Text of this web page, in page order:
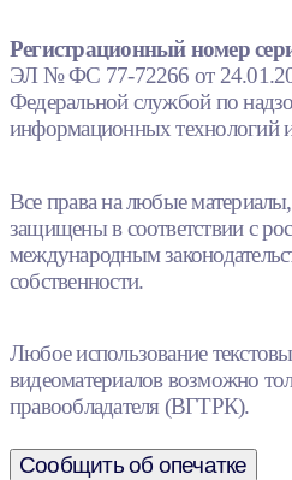
Регистрационный номер
ЭЛ № ФС 77-72266 от
Федеральной службой по
информационных технологий
Все права на любые
защищены в соответствии с
международным
собственности.
Любое использование
видеоматериалов возможно
правообладателя (ВГТРК).
Сообщить об опечатке